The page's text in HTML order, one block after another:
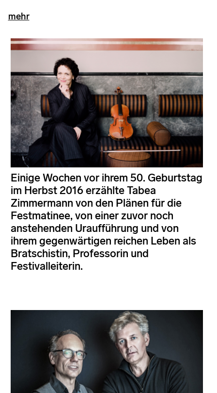
mehr
Einige Wochen vor ihrem 50. Geburtstag
im Herbst 2016 erzählte Tabea
Zimmermann von den Plänen für die
Festmatinee, von einer zuvor noch
anstehenden Uraufführung und von
ihrem gegenwärtigen reichen Leben als
Bratschistin, Professorin und
Festivalleiterin.